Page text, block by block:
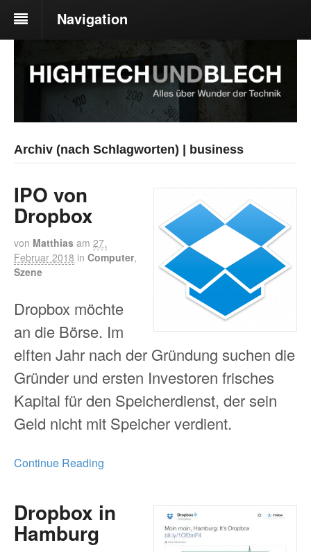
Navigation
Archiv (nach Schlagworten) | business
IPO von
Dropbox
von Matthias am 27.
Februar 2018 in Computer,
Szene
Dropbox möchte
an die Börse. Im
elften Jahr nach der Gründung suchen die
Gründer und ersten Investoren frisches
Kapital für den Speicherdienst, der sein
Geld nicht mit Speicher verdient.
Continue Reading
Dropbox in
Hamburg